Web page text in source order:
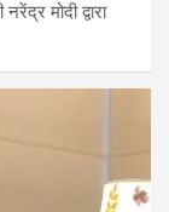
मोदी द्वारा